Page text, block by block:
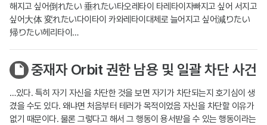
해지고 싶어倒れたい 垂れたい타오레타이 타레타이자빠지고 싶어 서지고
싶어大体 変れたい다이타이 카와레타이대체로 늘어지고 싶어減りたい
帰りたい헤리타이…
중재자 Orbit 권한 남용 및 일괄 차단 사건
…있다. 특히 자기 자신을 차단한 것을 보면 자기가 차단되는지 호기심이 생
겼을 수도 있다. 왜냐면 처음부터 테러가 목적이었음 자신을 차단할 이유가
없기 때문이다. 물론 그렇다고 해서 그 행동이 용서받을 수 있는 행동이라는